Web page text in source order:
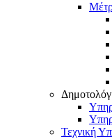
Τεχνική